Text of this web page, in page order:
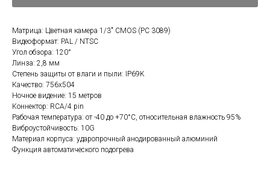
Матрица: Цветная камера 1/3" CMOS (PC 3089)
Видеоформат: PAL / NTSC
Угол обзора: 120°
Линза: 2,8 мм
Степень защиты от влаги и пыли: IP69K
Качество: 756х504
Ночное видение: 15 метров
Коннектор: RCA/4 pin
Рабочая температура: от -40 до +70°C, относительная влажность 95%
Виброустойчивость: 10G
Материал корпуса: ударопрочный анодированный алюминий
Функция автоматического подогрева